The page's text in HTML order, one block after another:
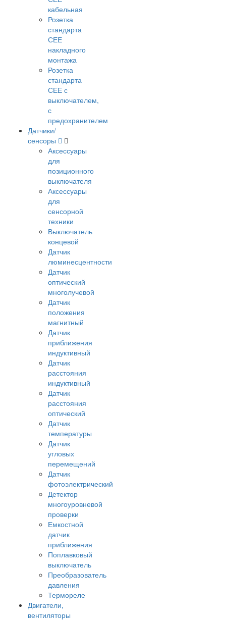
кабельная
Розетка
стандарта
СЕЕ
накладного
монтажа
Розетка
стандарта
СЕЕ с
выключателем,
с
предохранителем
Датчики/
сенсоры
Аксессуары
для
позиционного
выключателя
Аксессуары
для
сенсорной
техники
Выключатель
концевой
Датчик
люминесцентности
Датчик
оптический
многолучевой
Датчик
положения
магнитный
Датчик
приближения
индуктивный
Датчик
расстояния
индуктивный
Датчик
расстояния
оптический
Датчик
температуры
Датчик
угловых
перемещений
Датчик
фотоэлектрический
Детектор
многоуровневой
проверки
Емкостной
датчик
приближения
Поплавковый
выключатель
Преобразователь
давления
Термореле
Двигатели,
вентиляторы